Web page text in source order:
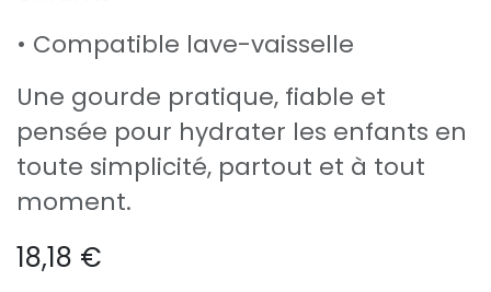
• Compatible lave-vaisselle
Une gourde pratique, fiable et
pensée pour hydrater les enfants en
toute simplicité, partout et à tout
moment.
18,18 €